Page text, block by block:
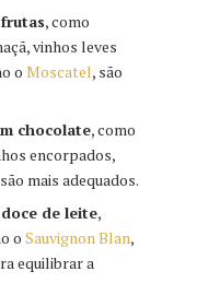
, como
vinhos leves
o Moscatel, são
chocolate, como
encorpados,
mais adequados.
de leite,
o Sauvignon Blan,
equilibrar a